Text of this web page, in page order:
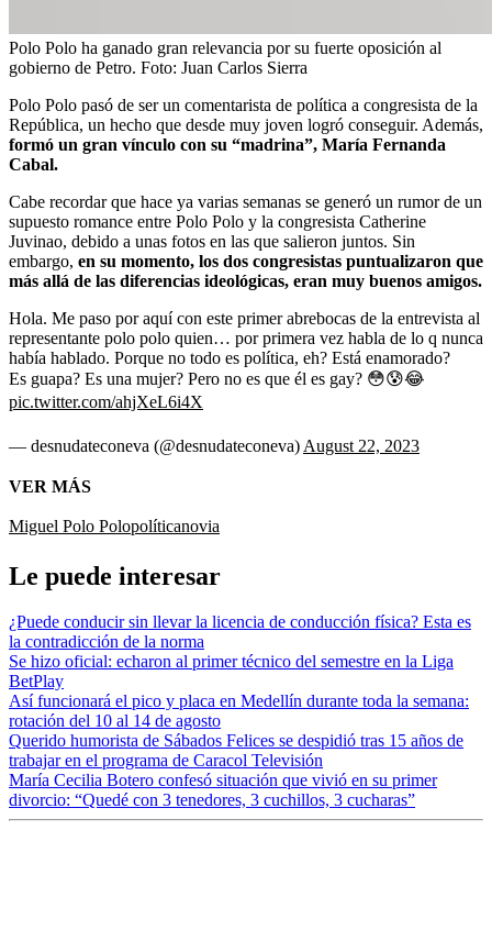
Polo Polo ha ganado gran relevancia por su fuerte oposición al
gobierno de Petro. Foto: Juan Carlos Sierra
Polo Polo pasó de ser un comentarista de política a congresista de la
República, un hecho que desde muy joven logró conseguir. Además,
formó un gran vínculo con su “madrina”, María Fernanda
Cabal.
Cabe recordar que hace ya varias semanas se generó un rumor de un
supuesto romance entre Polo Polo y la congresista Catherine
Juvinao, debido a unas fotos en las que salieron juntos. Sin
embargo, en su momento, los dos congresistas puntualizaron que
más allá de las diferencias ideológicas, eran muy buenos amigos.
Hola. Me paso por aquí con este primer abrebocas de la entrevista al
representante polo polo quien… por primera vez habla de lo q nunca
había hablado. Porque no todo es política, eh? Está enamorado?
Es guapa? Es una mujer? Pero no es que él es gay? 😳😰😂
pic.twitter.com/ahjXeL6i4X
— desnudateconeva (@desnudateconeva) August 22, 2023
VER MÁS
Miguel Polo Polopolíticanovia
Le puede interesar
¿Puede conducir sin llevar la licencia de conducción física? Esta es
la contradicción de la norma
Se hizo oficial: echaron al primer técnico del semestre en la Liga
BetPlay
Así funcionará el pico y placa en Medellín durante toda la semana:
rotación del 10 al 14 de agosto
Querido humorista de Sábados Felices se despidió tras 15 años de
trabajar en el programa de Caracol Televisión
María Cecilia Botero confesó situación que vivió en su primer
divorcio: “Quedé con 3 tenedores, 3 cuchillos, 3 cucharas”